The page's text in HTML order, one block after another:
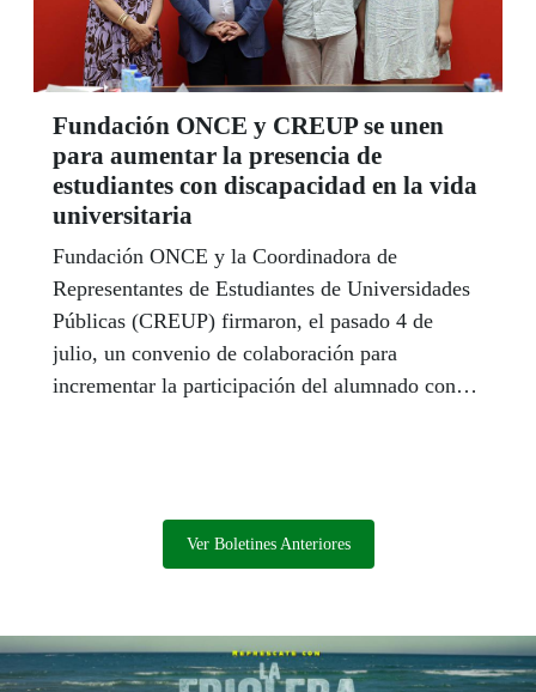
Fundación ONCE y CREUP se unen
para aumentar la presencia de
estudiantes con discapacidad en la vida
universitaria
Fundación ONCE y la Coordinadora de
Representantes de Estudiantes de Universidades
Públicas (CREUP) firmaron, el pasado 4 de
julio, un convenio de colaboración para
incrementar la participación del alumnado con
Ver Boletines Anteriores